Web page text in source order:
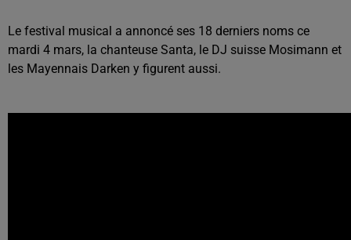
Le festival musical a annoncé ses 18 derniers noms ce
mardi 4 mars, la chanteuse Santa, le DJ suisse Mosimann et
les Mayennais Darken y figurent aussi.